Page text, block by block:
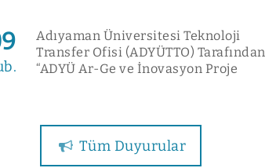
Adıyaman Üniversitesi Teknoloji
Transfer Ofisi (ADYÜTTO) Tarafından
“ADYÜ Ar-Ge ve İnovasyon Proje
Tüm Duyurular